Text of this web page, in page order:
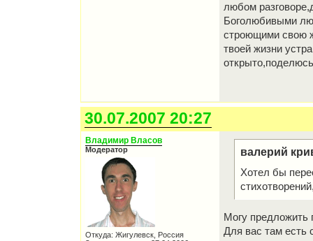
любом
Боголюбивыми
строющими свою
твоей жизни
30.07.2007 20:27
Владимир Власов
Модератор
Откуда: Жигулевск, Россия
валерий
Хотел бы
Могу предложить
Для вас там есть